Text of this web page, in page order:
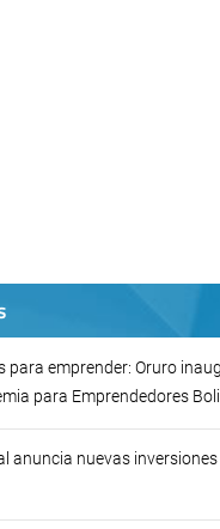
para emprender: Oruro
para Emprendedores
anuncia nuevas